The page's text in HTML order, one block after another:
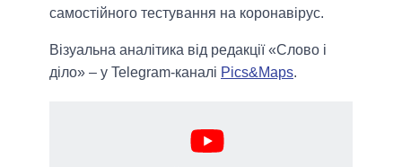
самостійного тестування на коронавірус.
Візуальна аналітика від редакції «Слово і
діло» – у Telegram-каналі Pics&Maps.